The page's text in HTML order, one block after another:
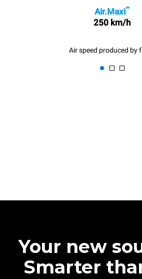
Air.Maxi™
250 km/h
Air speed produced by
Your new
Smarter